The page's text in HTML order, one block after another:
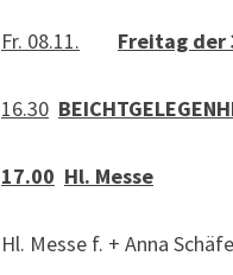
Fr. 08.11. Freitag der
16.30
17.00 Hl. Messe
Hl. Messe f. + Anna